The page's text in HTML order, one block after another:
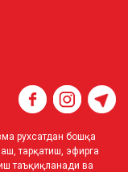
рухсатдан бошқа
тарқатиш, эфирга
таъқиқланади ва